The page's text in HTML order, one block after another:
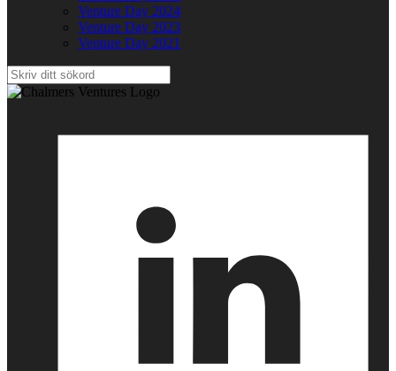
Venture Day 2024
Venture Day 2023
Venture Day 2021